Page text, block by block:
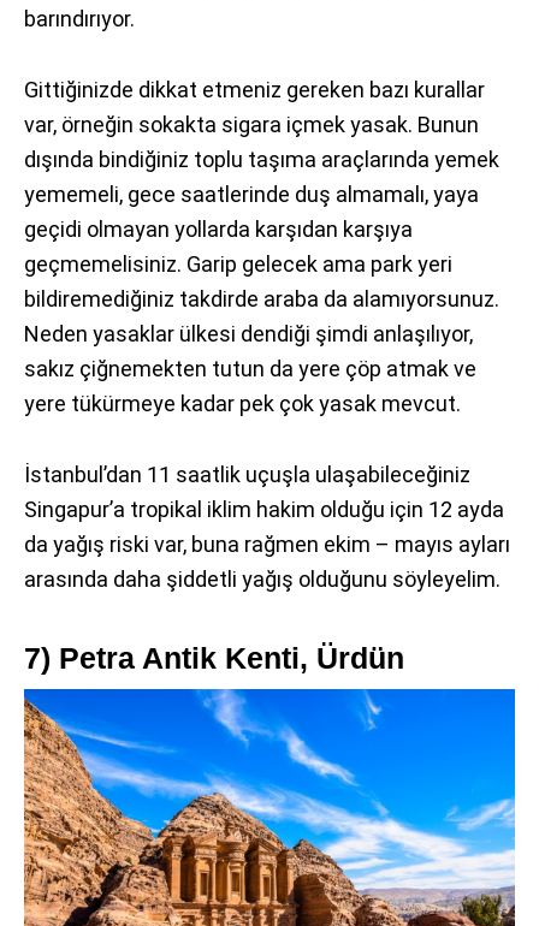
barındırıyor.
Gittiğinizde dikkat etmeniz gereken bazı kurallar
var, örneğin sokakta sigara içmek yasak. Bunun
dışında bindiğiniz toplu taşıma araçlarında yemek
yememeli, gece saatlerinde duş almamalı, yaya
geçidi olmayan yollarda karşıdan karşıya
geçmemelisiniz. Garip gelecek ama park yeri
bildiremediğiniz takdirde araba da alamıyorsunuz.
Neden yasaklar ülkesi dendiği şimdi anlaşılıyor,
sakız çiğnemekten tutun da yere çöp atmak ve
yere tükürmeye kadar pek çok yasak mevcut.
İstanbul’dan 11 saatlik uçuşla ulaşabileceğiniz
Singapur’a tropikal iklim hakim olduğu için 12 ayda
da yağış riski var, buna rağmen ekim – mayıs ayları
arasında daha şiddetli yağış olduğunu söyleyelim.
7) Petra Antik Kenti, Ürdün